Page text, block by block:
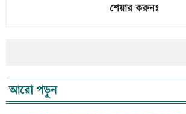
শেয়ার করুনঃ
আরো পড়ুন